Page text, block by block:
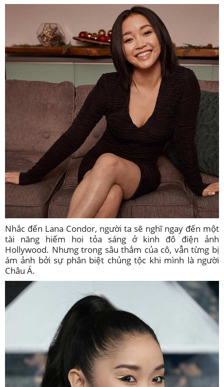
Nhắc đến Lana Condor, người ta sẽ nghĩ ngay đến một
tài năng hiếm hoi tỏa sáng ở kinh đô điện ảnh
Hollywood. Nhưng trong sâu thẳm của cô, vẫn từng bị
ám ảnh bởi sự phân biệt chủng tộc khi mình là người
Châu Á.